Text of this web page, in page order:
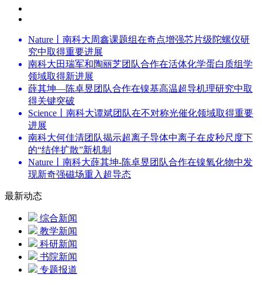
Nature丨南科大周鑫课题组在奇点增强芯片级陀螺仪研
究中取得重要进展
南科大田瑞军和陶丽芝团队合作在活体化学蛋白质组学
领域取得新进展
薛其坤—陈卓昱团队合作在镍基高温超导机理研究中取
得关键突破
Science丨南科大谭斌团队在不对称光催化领域取得重要
进展
南科大何佳清团队揭示超离子导体中离子在皮秒尺度下
的“结伴扩散”新机制
Nature丨南科大薛其坤-陈卓昱团队合作在镍氧化物中发
现新奇强磁场重入超导态
最新动态
综合新闻
教学新闻
科研新闻
书院新闻
专题报道